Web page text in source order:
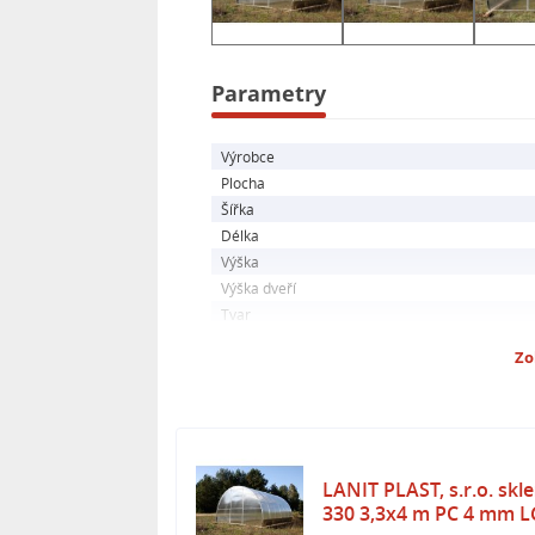
- Plocha cca 12 m2
- 1x jednokřídlé dělené dveře, 1x
zdravou a chutnou zeleninu bez
spolehlivou konstrukcí budete mít
bohatou sklizeň.
Parametry
Výrobce
Plocha
Šířka
Délka
Výška
Výška dveří
Tvar
LANIT PLAST, s.r.o.
330 3,3x4 m PC 4 mm